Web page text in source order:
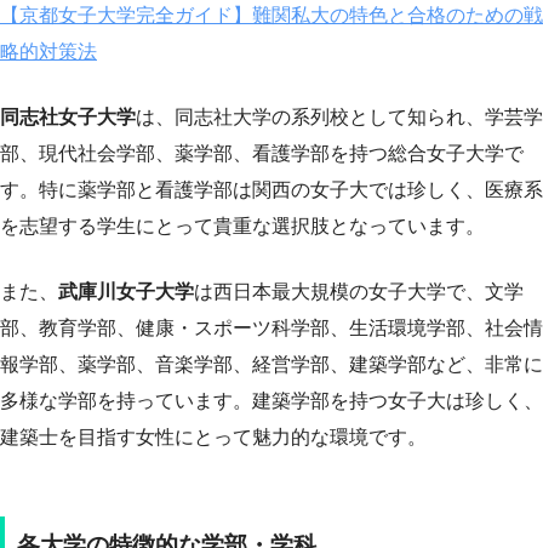
【京都女子大学完全ガイド】難関私大の特色と合格のための戦
略的対策法
同志社女子大学は、同志社大学の系列校として知られ、学芸学
部、現代社会学部、薬学部、看護学部を持つ総合女子大学で
す。特に薬学部と看護学部は関西の女子大では珍しく、医療系
を志望する学生にとって貴重な選択肢となっています。
また、 武庫川女子大学は西日本最大規模の女子大学で、文学
部、教育学部、健康・スポーツ科学部、生活環境学部、社会情
報学部、薬学部、音楽学部、経営学部、建築学部など、非常に
多様な学部を持っています。建築学部を持つ女子大は珍しく、
建築士を目指す女性にとって魅力的な環境です。